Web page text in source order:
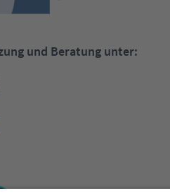
und Beratung unter: